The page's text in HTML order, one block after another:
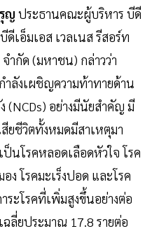
ญ ประธานคณะผู้บริหาร บีดี
ดีเอ็มเอส เวลเนส รีสอร์ท
จำกัด (มหาชน) กล่าวว่า
ลังเผชิญความท้าทายด้าน
(NCDs) อย่างมีนัยสำคัญ มี
สียชีวิตทั้งหมดมีสาเหตุมา
ป็นโรคหลอดเลือดหัวใจ โรค
ง โรคมะเร็งปอด และโรค
ะโรคที่เพิ่มสูงขึ้นอย่างต่อ
ฉลี่ยประมาณ 17.8 รายต่อ